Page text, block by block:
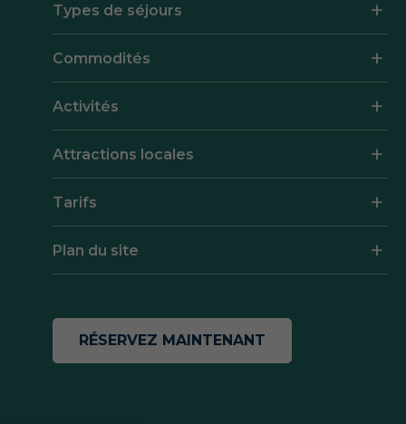
Types de séjours
Commodités
Activités
Attractions locales
Tarifs
Plan du site
RÉSERVEZ MAINTENANT